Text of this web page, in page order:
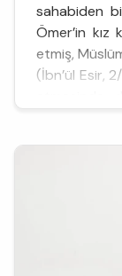
sahabiden
Ömer’in kız
etmiş,
(İbn’ül Esir,